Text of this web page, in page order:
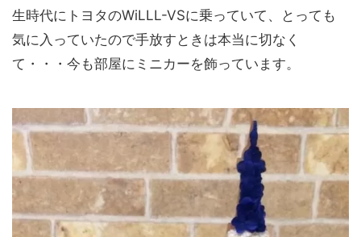
生時代にトヨタのWiLLL-VSに乗っていて、とっても
気に入っていたので手放すときは本当に切なく
て・・・今も部屋にミニカーを飾っています。